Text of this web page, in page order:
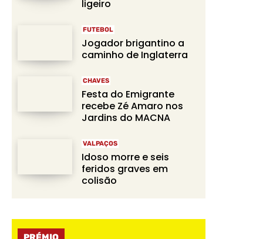
ligeiro
FUTEBOL
Jogador brigantino a
caminho de Inglaterra
CHAVES
Festa do Emigrante
recebe Zé Amaro nos
Jardins do MACNA
VALPAÇOS
Idoso morre e seis
feridos graves em
colisão